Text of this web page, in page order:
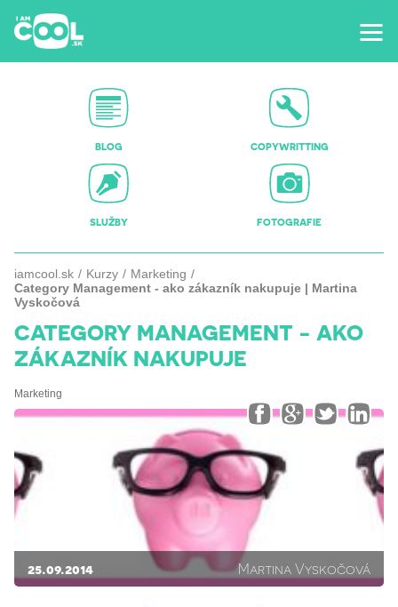
BLOG COPYWRITTING
SLUŽBY FOTOGRAFIE
iamcool.sk Kurzy
Marketing
Category Management - ako zákazník nakupuje | Martina
Vyskočová
CATEGORY MANAGEMENT - AKO
ZÁKAZNÍK NAKUPUJE
Marketing
25.09.2014 Martina Vyskočová